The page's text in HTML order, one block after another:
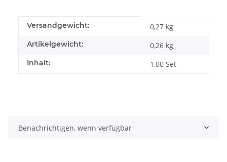
Produkteigenschaft
Wert
Versandgewicht: 0,27 kg
Artikelgewicht: 0,26 kg
Inhalt: 1,00 Set
Benachrichtigen, wenn verfügbar